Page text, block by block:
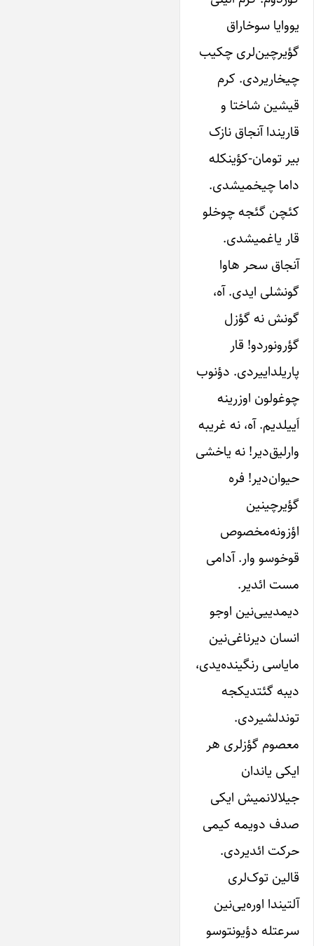
یووایا سوخاراق
گؤیرچین‌لری چکیب
چیخاریردی. کر‌م
قیشین شاختا و
قاریندا آنجاق نازک
بیر تومان-کؤینکله
داما چیخمیشدی.
کئچن گئجه چوخلو
قار یاغمیشدی.
آنجاق سحر هاوا
گونشلی ایدی. آه،
گونش نه گؤزل
گؤرونوردو! قار
پاریلداییردی. دؤنوب
چوغولون اوزرینه
اَییلدیم. آه، نه غریبه
وارلیق‌دیر! نه یاخشی
حیوان‌دیر! فره
گؤیرچینین
اؤزونه‌مخصوص
قوخوسو وار. آدامی
مست ائدیر.
دیمدییی‌نین اوجو
انسان دیرناغی‌نین
مایاسی رنگینده‌یدی،
دیبه گئتدیکجه
توندلشیردی.
معصوم گؤزلری هر
ایکی یاندان
جیلالانمیش ایکی
صدف دویمه کیمی
حرکت ائدیردی.
قالین توک‌لری
آلتیندا اوره‌یی‌نین
سرعتله دؤیونتوسو